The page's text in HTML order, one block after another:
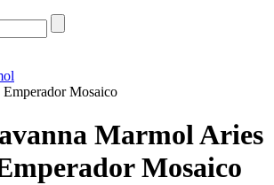
Emperador Mosaico
Marmol Aries
Mosaico